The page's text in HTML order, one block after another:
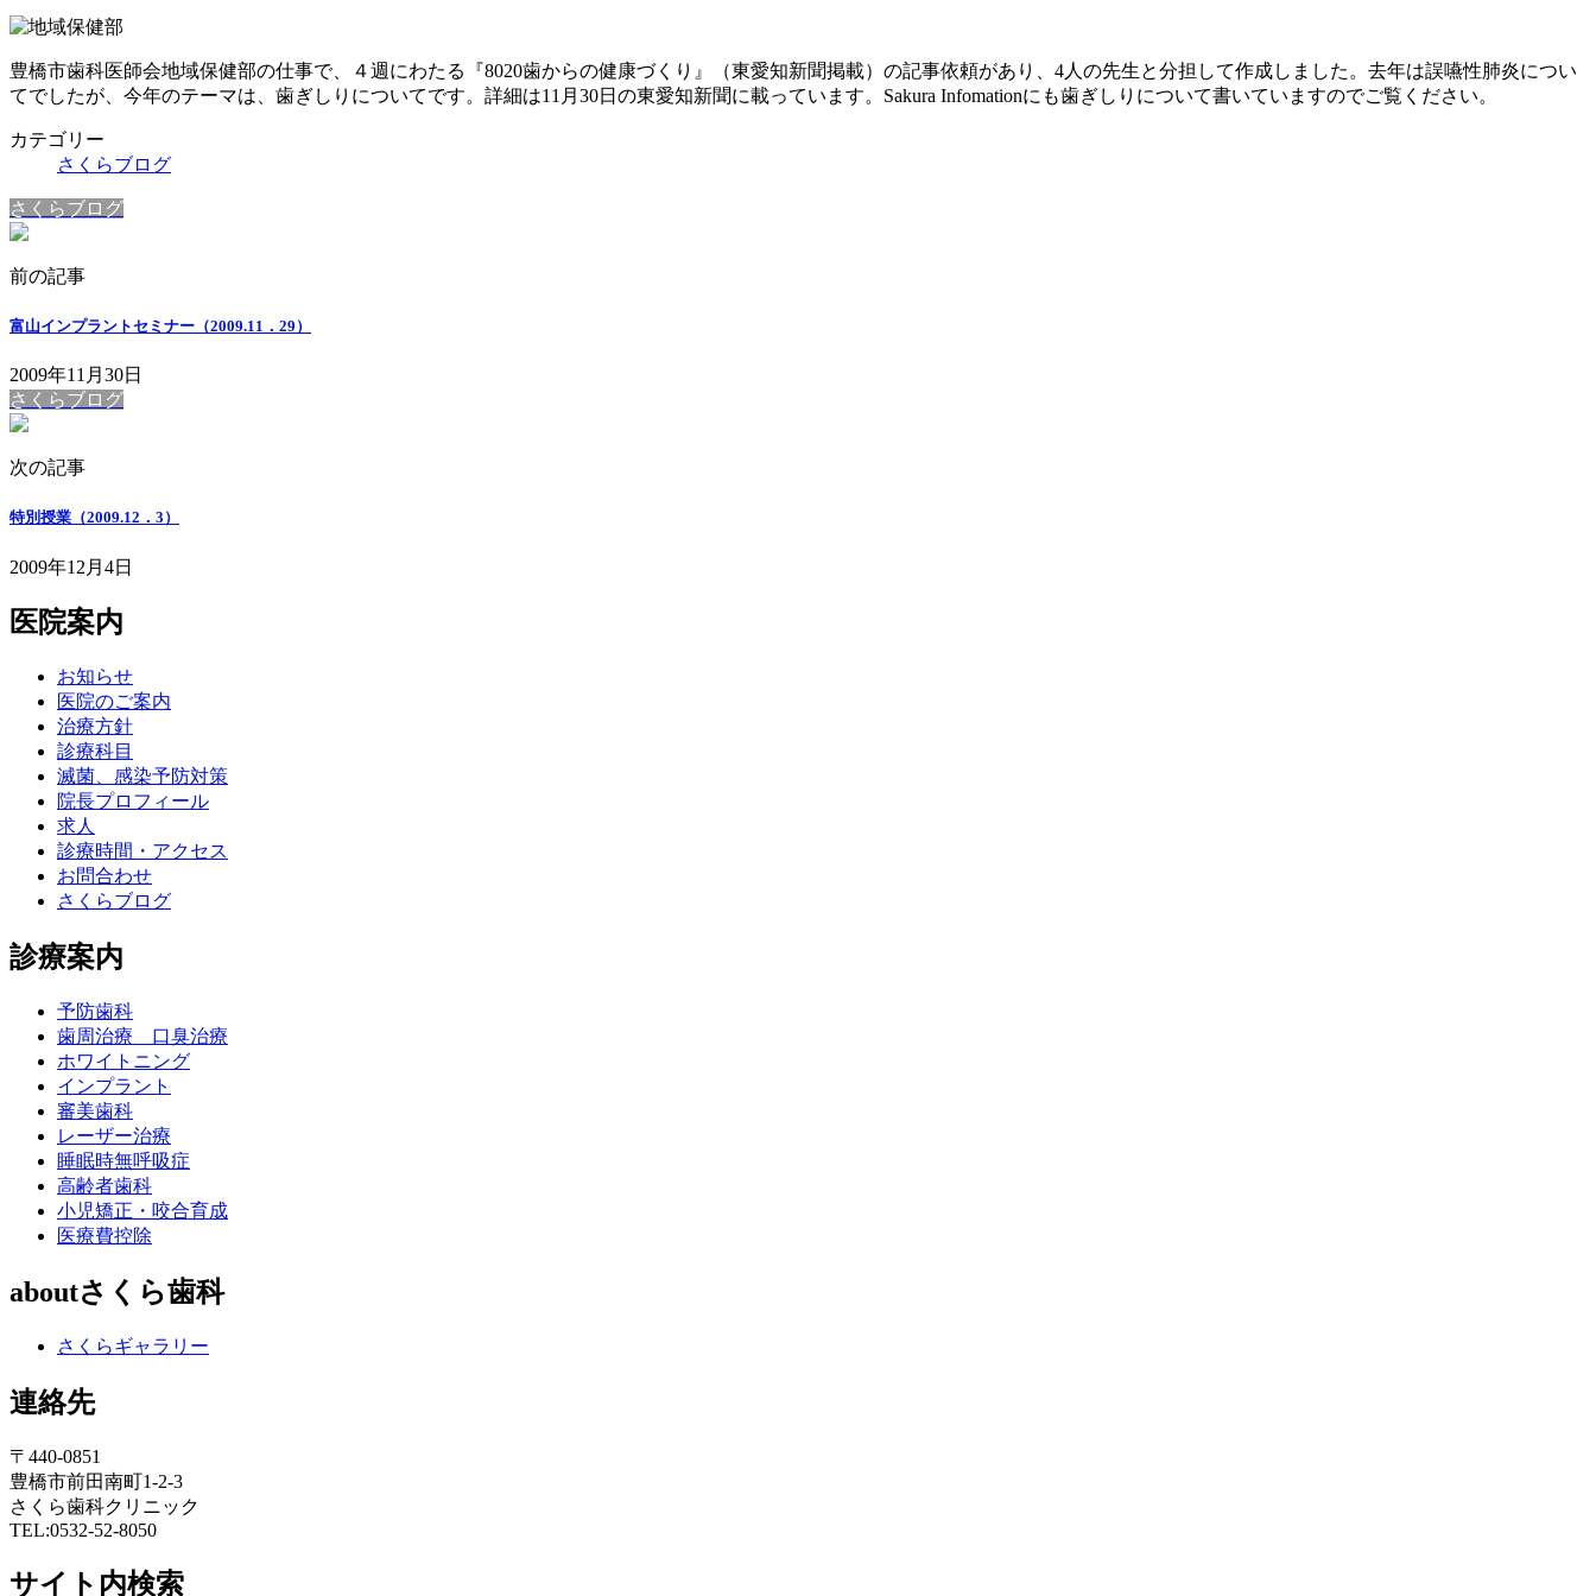
豊橋市歯科医師会地域保健部の仕事で、４週にわたる『8020歯からの健康づくり』（東愛知新聞掲載）の記事依頼があり、4人の先生と分担して作成しました。去年は誤嚥性肺炎につい
てでしたが、今年のテーマは、歯ぎしりについてです。詳細は11月30日の東愛知新聞に載っています。Sakura Infomationにも歯ぎしりについて書いていますのでご覧ください。
カテゴリー
さくらブログ
さくらブログ
前の記事
富山インプラントセミナー（2009.11．29）
2009年11月30日
さくらブログ
次の記事
特別授業（2009.12．3）
2009年12月4日
医院案内
お知らせ
医院のご案内
治療方針
診療科目
滅菌、感染予防対策
院長プロフィール
求人
診療時間・アクセス
お問合わせ
さくらブログ
診療案内
予防歯科
歯周治療 口臭治療
ホワイトニング
インプラント
審美歯科
レーザー治療
睡眠時無呼吸症
高齢者歯科
小児矯正・咬合育成
医療費控除
aboutさくら歯科
さくらギャラリー
連絡先
〒440-0851
豊橋市前田南町1-2-3
さくら歯科クリニック
TEL:0532-52-8050
サイト内検索